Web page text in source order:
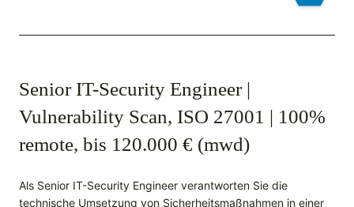
Senior IT-Security Engineer |
Vulnerability Scan, ISO 27001 | 100%
remote, bis 120.000 € (mwd)
Als Senior IT-Security Engineer verantworten Sie die
technische Umsetzung von Sicherheitsmaßnahmen in einer